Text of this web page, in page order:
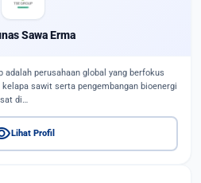
Sawa Erma
adalah perusahaan global yang berfokus
sawit serta pengembangan bioenergi
di…
Lihat Profil